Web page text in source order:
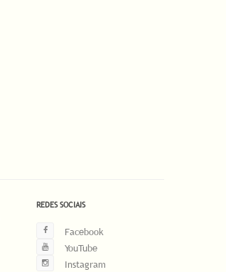
REDES SOCIAIS
Facebook
YouTube
Instagram